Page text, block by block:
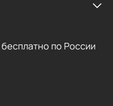
бесплатно по России